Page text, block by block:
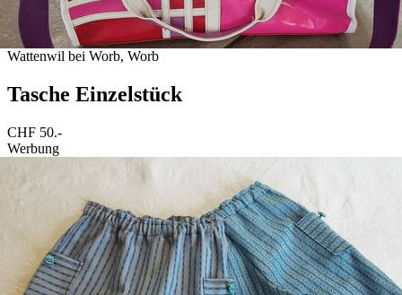
Wattenwil bei Worb, Worb
Tasche Einzelstück
CHF 50.-
Werbung